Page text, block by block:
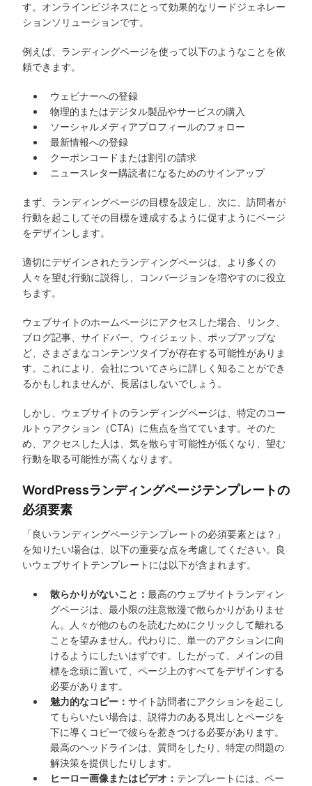
す。オンラインビジネスにとって効果的なリードジェネレー
ションソリューションです。
例えば、ランディングページを使って以下のようなことを依
頼できます。
ウェビナーへの登録
物理的またはデジタル製品やサービスの購入
ソーシャルメディアプロフィールのフォロー
最新情報への登録
クーポンコードまたは割引の請求
ニュースレター購読者になるためのサインアップ
まず、ランディングページの目標を設定し、次に、訪問者が
行動を起こしてその目標を達成するように促すようにページ
をデザインします。
適切にデザインされたランディングページは、より多くの
人々を望む行動に説得し、コンバージョンを増やすのに役立
ちます。
ウェブサイトのホームページにアクセスした場合、リンク、
ブログ記事、サイドバー、ウィジェット、ポップアップな
ど、さまざまなコンテンツタイプが存在する可能性がありま
す。これにより、会社についてさらに詳しく知ることができ
るかもしれませんが、長居はしないでしょう。
しかし、ウェブサイトのランディングページは、特定のコー
ルトゥアクション（CTA）に焦点を当てています。そのた
め、アクセスした人は、気を散らす可能性が低くなり、望む
行動を取る可能性が高くなります。
WordPressランディングページテンプレートの
必須要素
「良いランディングページテンプレートの必須要素とは？」
を知りたい場合は、以下の重要な点を考慮してください。良
いウェブサイトテンプレートには以下が含まれます。
散らかりがないこと： 最高のウェブサイトランディン
グページは、最小限の注意散漫で散らかりがありませ
ん。人々が他のものを読むためにクリックして離れる
ことを望みません。代わりに、単一のアクションに向
けるようにしたいはずです。したがって、メインの目
標を念頭に置いて、ページ上のすべてをデザインする
必要があります。
魅力的なコピー： サイト訪問者にアクションを起こし
てもらいたい場合は、説得力のある見出しとページを
下に導くコピーで彼らを惹きつける必要があります。
最高のヘッドラインは、質問をしたり、特定の問題の
解決策を提供したりします。
ヒーロー画像またはビデオ： テンプレートには、ペー